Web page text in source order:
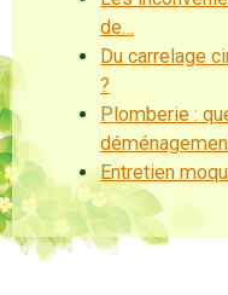
de…
Du carrelage
?
Plomberie :
Entretien